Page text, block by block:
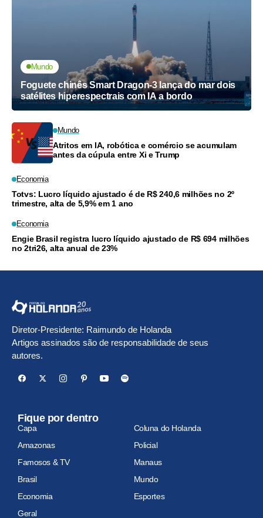
Mundo
Foguete chinês Smart Dragon-3 lança do mar dois
satélites hiperespectrais com IA a bordo
Mundo
Atritos em IA, robótica e comércio se acumulam
antes da cúpula entre Xi e Trump
Economia
Totvs: Lucro líquido ajustado é de R$ 240,6 milhões no 2º
trimestre, alta de 5,9% em 1 ano
Economia
Engie Brasil registra lucro líquido ajustado de R$ 694 milhões
no 2tri26, alta anual de 23%
Diretor-Presidente: Raimundo de Holanda
Artigos assinados são de responsabilidade de seus
autores.
Fique por dentro
Capa
Coluna do Holanda
Amazonas
Policial
Famosos & TV
Manaus
Brasil
Mundo
Economia
Esportes
Geral